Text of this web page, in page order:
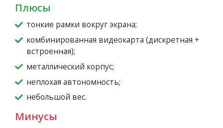
Плюсы
тонкие рамки вокруг экрана;
комбинированная видеокарта (дискретная +
встроенная);
металлический корпус;
неплохая автономность;
небольшой вес.
Минусы